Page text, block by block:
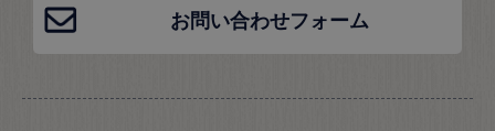
お問い合わせフォーム